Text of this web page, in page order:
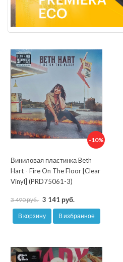
-10%
Виниловая пластинка Beth
Hart - Fire On The Floor [Clear
Vinyl] (PRD75061-3)
3 490 руб. 3 141 руб.
В корзину В избранное